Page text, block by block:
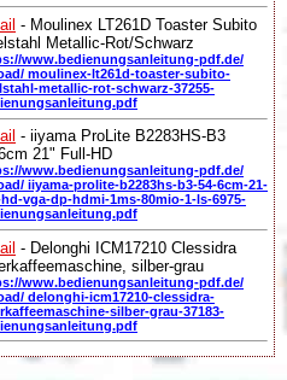
- Moulinex LT261D Toaster Subito
Metallic-Rot/Schwarz
www.bedienungsanleitung-pdf.de/
moulinex-lt261d-toaster-subito-
metallic-rot-schwarz-37255-
- iiyama ProLite B2283HS-B3
21" Full-HD
www.bedienungsanleitung-pdf.de/
iiyama-prolite-b2283hs-b3-54-6cm-21-
vga-dp-hdmi-1ms-80mio-1-ls-6975-
- Delonghi ICM17210 Clessidra
silber-grau
www.bedienungsanleitung-pdf.de/
delonghi-icm17210-clessidra-
silber-grau-37183-